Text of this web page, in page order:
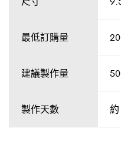
最低訂購量
建議製作量
製作天數